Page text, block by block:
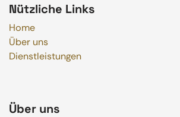
Nützliche Links
Home
Über uns
Dienstleistungen
Über uns